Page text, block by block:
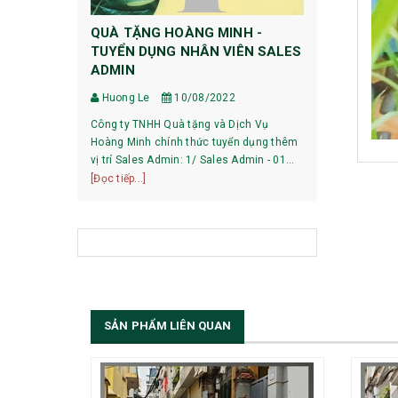
QUÀ TẶNG HOÀNG MINH -
TUYỂN DỤNG NHÂN VIÊN SALES
ADMIN
Huong Le 10/08/2022
Công ty TNHH Quà tặng và Dịch Vụ
Hoàng Minh chính thức tuyển dụng thêm
vị trí Sales Admin: 1/ Sales Admin - 01
nhân viên làm việc tại trụ sở Hà Nội.
[Đọc tiếp...]
HƯỚNG
DỰ
Huong Le
HƯỚNG
SẢN PHẨM LIÊN QUAN